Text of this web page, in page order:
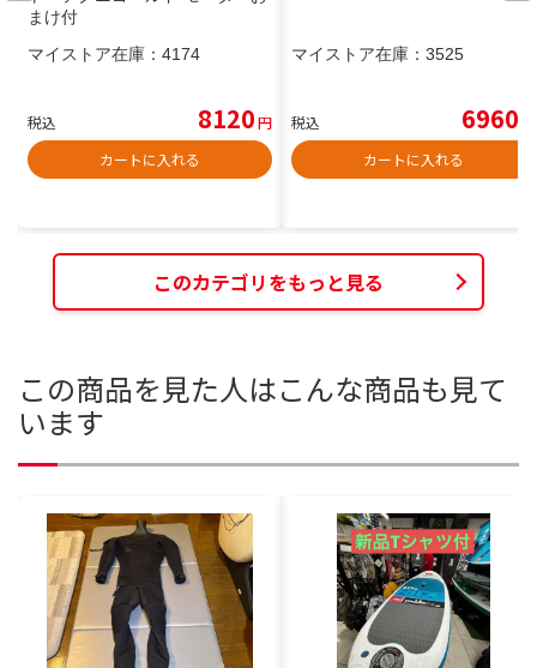
まけ付
マイストア在庫： 4174
税込 8120円
カートに入れる
マイストア在庫： 3525
税込 6960
カートに入れる
このカテゴリをもっと見る
この商品を見た人はこんな商品も見て
います